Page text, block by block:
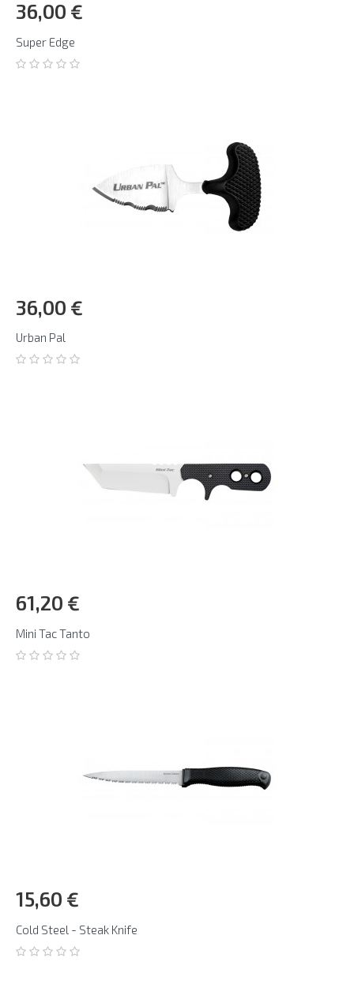
36,00 €
Super Edge
36,00 €
Urban Pal
61,20 €
Mini Tac Tanto
15,60 €
Cold Steel - Steak Knife